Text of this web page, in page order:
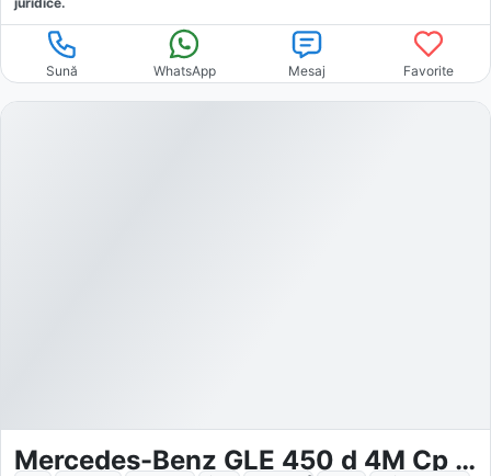
Sună WhatsApp Mesaj Favorite
Mercedes-Benz GLE 450 d 4M Cp AMG Sport Night Distr